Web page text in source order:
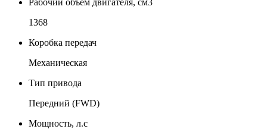
Рабочий объем двигателя, см3
1368
Коробка передач
Механическая
Тип привода
Передний (FWD)
Мощность, л.с